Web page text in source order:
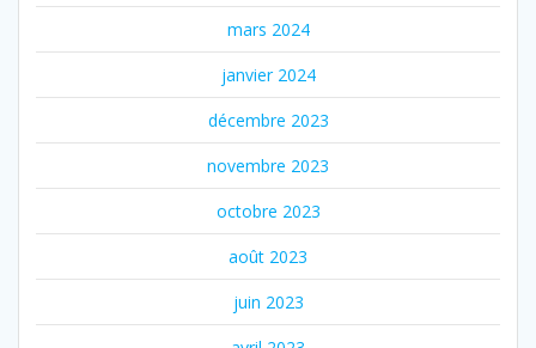
mars 2024
janvier 2024
décembre 2023
novembre 2023
octobre 2023
août 2023
juin 2023